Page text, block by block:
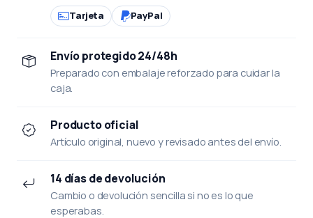
Tarjeta PayPal
Envío protegido 24/48h
Preparado con embalaje reforzado para cuidar la
caja.
Producto oficial
Artículo original, nuevo y revisado antes del envío.
14 días de devolución
Cambio o devolución sencilla si no es lo que
esperabas.